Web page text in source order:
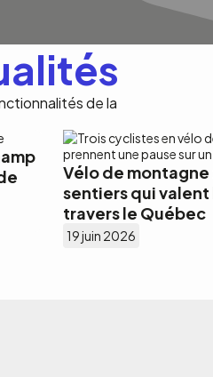
de la
Vélo de montagne
sentiers qui
travers le Québec
19 juin 2026